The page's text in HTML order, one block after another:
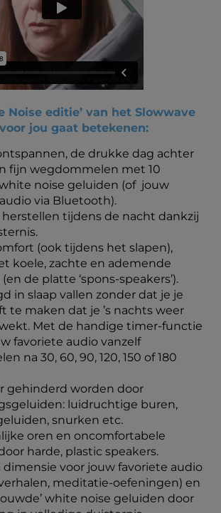
Noise editie’ van het Slowwave
jou gaat betekenen:
de drukke dag achter
fijn wegdommelen met 10
noise geluiden (of jouw
via Bluetooth).
tijdens de nacht dankzij
(ook tijdens het slapen),
koele, zachte en ademende
de platte ‘spons-speakers’).
in slaap vallen zonder dat je je
te maken dat je ’s nachts weer
Met de handige timer-functie
favoriete audio vanzelf
na 30, 60, 90, 120, 150 of 180
gehinderd worden door
luidruchtige buren,
snurken etc.
oren en oncomfortabele
harde, plastic speakers.
dimensie voor jouw favoriete audio
meditatie-oefeningen) en
white noise geluiden door